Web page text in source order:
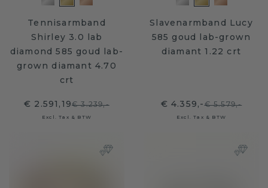
Tennisarmband
Shirley 3.0 lab
diamond 585 goud lab-
grown diamant 4.70
crt
€ 2.591,19€ 3.239,-
Excl. Tax & BTW
Slavenarmband Lucy
585 goud lab-grown
diamant 1.22 crt
€ 4.359,-€ 5.579,-
Excl. Tax & BTW